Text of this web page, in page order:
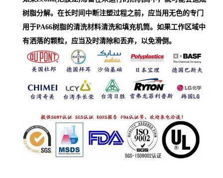
树脂分解。在长时间中断注塑过程之前，应当用无色的专门
用于PA66树脂的清洗材料清洗和填充机筒。如果工作区域中
有洒落的颗粒，应当及时清除和丢弃，以免滑倒。